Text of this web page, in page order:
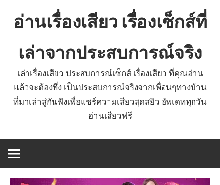
อ่านเรื่องเสียว เรื่องเซ็กส์ที่
เล่าจากประสบการณ์จริง
เล่าเรื่องเสียว ประสบการณ์เซ็กส์ เรื่องเสียว ที่คุณอ่าน
แล้วจะต้องทึ่ง เป็นประสบการณ์จริงจากเพื่อนๆทางบ้าน
ที่มาเล่าสู่กันฟังเพื่อแชร์ความเสียวสุดสยิว อัพเดททุกวัน
อ่านเสียวฟรี